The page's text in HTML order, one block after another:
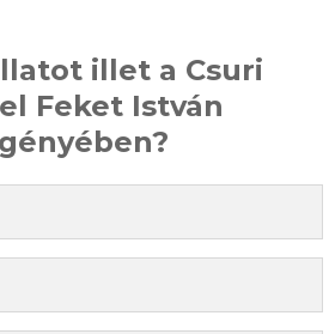
illet a Csuri
Feket István